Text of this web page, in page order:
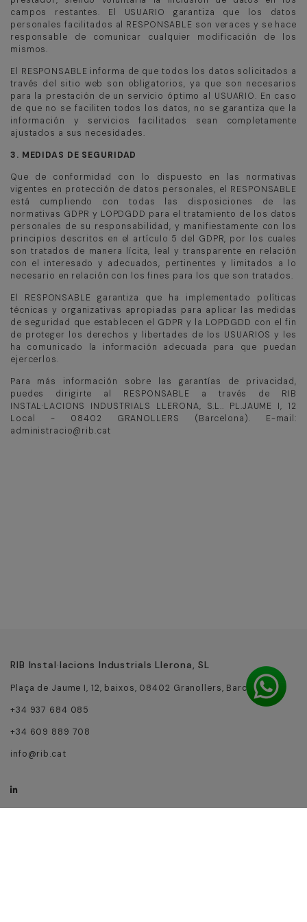
campos restantes. El USUARIO garantiza que los datos
personales facilitados al RESPONSABLE son veraces y se hace
responsable de comunicar cualquier modificación de los
mismos.
El RESPONSABLE informa de que todos los datos solicitados a
través del sitio web son obligatorios, ya que son necesarios
para la prestación de un servicio óptimo al USUARIO. En caso
de que no se faciliten todos los datos, no se garantiza que la
información y servicios facilitados sean completamente
ajustados a sus necesidades.
3. MEDIDAS DE SEGURIDAD
Que de conformidad con lo dispuesto en las normativas
vigentes en protección de datos personales, el RESPONSABLE
está cumpliendo con todas las disposiciones de las
normativas GDPR y LOPDGDD para el tratamiento de los datos
personales de su responsabilidad, y manifiestamente con los
principios descritos en el artículo 5 del GDPR, por los cuales
son tratados de manera lícita, leal y transparente en relación
con el interesado y adecuados, pertinentes y limitados a lo
necesario en relación con los fines para los que son tratados.
El RESPONSABLE garantiza que ha implementado políticas
técnicas y organizativas apropiadas para aplicar las medidas
de seguridad que establecen el GDPR y la LOPDGDD con el fin
de proteger los derechos y libertades de los USUARIOS y les
ha comunicado la información adecuada para que puedan
ejercerlos.
Para más información sobre las garantías de privacidad,
puedes dirigirte al RESPONSABLE a través de RIB
INSTAL·LACIONS INDUSTRIALS LLERONA, S.L.. PL.JAUME I, 12
Local - 08402 GRANOLLERS (Barcelona). E-mail:
administracio@rib.cat
RIB Instal·lacions Industrials Llerona, SL
Plaça de Jaume I, 12, baixos, 08402 Granollers, Barcelona
+34 937 684 085
+34 609 889 708
info@rib.cat